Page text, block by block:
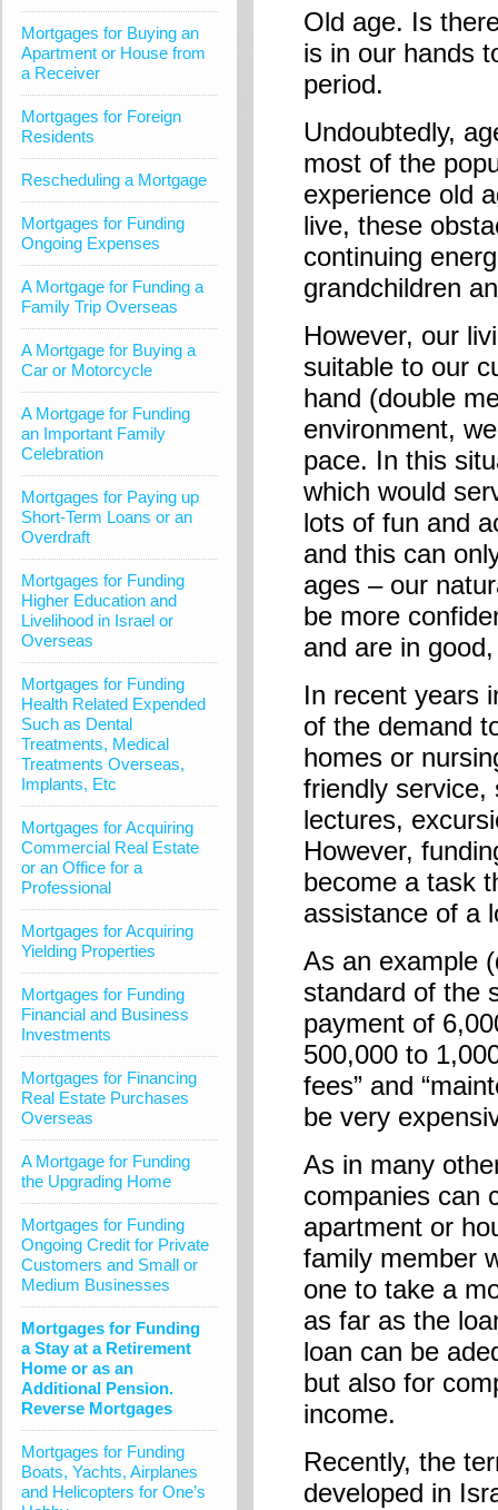
Mortgages for Buying an
Apartment or House from
a Receiver
Mortgages for Foreign
Residents
Rescheduling a Mortgage
Mortgages for Funding
Ongoing Expenses
A Mortgage for Funding a
Family Trip Overseas
A Mortgage for Buying a
Car or Motorcycle
A Mortgage for Funding
an Important Family
Celebration
Mortgages for Paying up
Short-Term Loans or an
Overdraft
Mortgages for Funding
Higher Education and
Livelihood in Israel or
Overseas
Mortgages for Funding
Health Related Expended
Such as Dental
Treatments, Medical
Treatments Overseas,
Implants, Etc
Mortgages for Acquiring
Commercial Real Estate
or an Office for a
Professional
Mortgages for Acquiring
Yielding Properties
Mortgages for Funding
Financial and Business
Investments
Mortgages for Financing
Real Estate Purchases
Overseas
A Mortgage for Funding
the Upgrading Home
Mortgages for Funding
Ongoing Credit for Private
Customers and Small or
Medium Businesses
Mortgages for Funding
a Stay at a Retirement
Home or as an
Additional Pension.
Reverse Mortgages
Mortgages for Funding
Boats, Yachts, Airplanes
and Helicopters for One’s
Old age. Is
is in our hands
period.
Undoubtedly,
most of the
experience old
live, these
continuing
grandchildren
However, our
suitable to our
hand (double
environment,
pace. In this
which would
lots of fun and
and this can
ages – our
be more
and are in
In recent years
of the demand
homes or
friendly service,
lectures,
However,
become a task
assistance of a
As an example
standard of the
payment of
500,000 to
fees” and
be very
As in many
companies can
apartment or
family member
one to take a
as far as the
loan can be
but also for
income.
Recently, the
developed in